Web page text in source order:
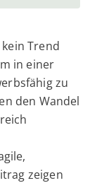
Trend
in einer
zu
den Wandel
zeigen